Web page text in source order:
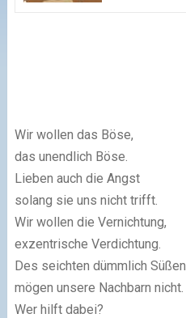
Wir wollen das Böse,
das unendlich Böse.
Lieben auch die Angst
solang sie uns nicht trifft.
Wir wollen die Vernichtung,
exzentrische Verdichtung.
Des seichten dümmlich Süßen
mögen unsere Nachbarn nicht.
Wer hilft dabei?